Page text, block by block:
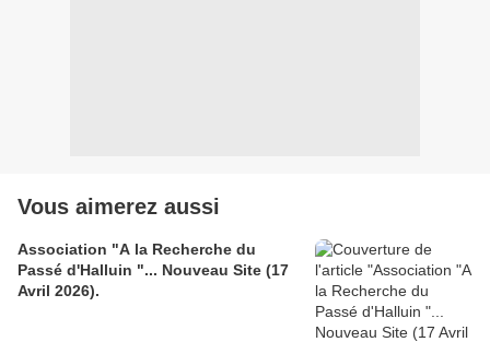
Vous aimerez aussi
Association "A la Recherche du
Passé d'Halluin "... Nouveau Site (17
Avril 2026).